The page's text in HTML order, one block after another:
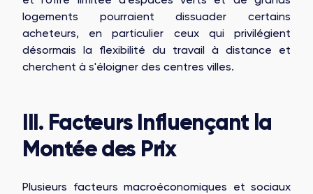
logements pourraient dissuader certains
acheteurs, en particulier ceux qui privilégient
désormais la flexibilité du travail à distance et
cherchent à s'éloigner des centres villes.
III. Facteurs Influençant la
Montée des Prix
Plusieurs facteurs macroéconomiques et sociaux